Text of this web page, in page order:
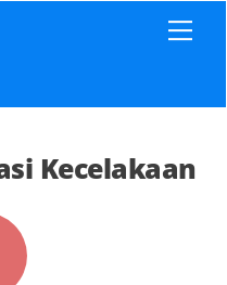
Kecelakaan